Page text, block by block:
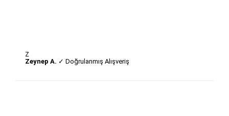
Z
Zeynep A. ✓ Doğrulanmış Alışveriş